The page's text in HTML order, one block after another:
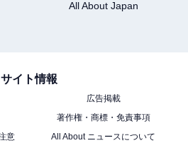
All About Japan
サイト情報
広告掲載
著作権・商標・免責事項
意
All About ニュースについて